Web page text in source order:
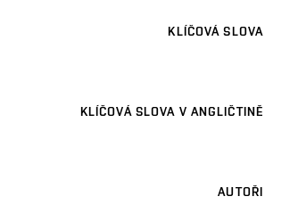
KLÍČOVÁ SLOVA
KLÍČOVÁ SLOVA V ANGLIČTINĚ
AUTOŘI